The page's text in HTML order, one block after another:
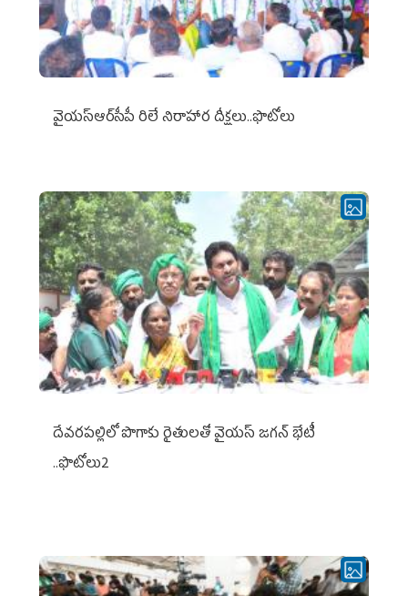
వైయ‌స్ఆర్‌సీపీ రిలే నిరాహార దీక్షలు..ఫొటోలు
దేవరపల్లిలో పొగాకు రైతులతో వైయస్ జగన్ భేటీ
..ఫొటోలు2